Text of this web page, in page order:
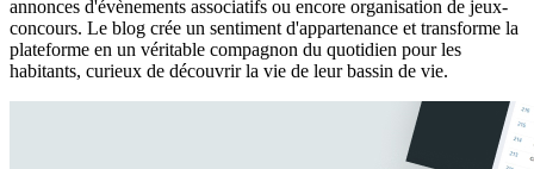
annonces d'évènements associatifs ou encore organisation de jeux-
concours. Le blog crée un sentiment d'appartenance et transforme la
plateforme en un véritable compagnon du quotidien pour les
habitants, curieux de découvrir la vie de leur bassin de vie.